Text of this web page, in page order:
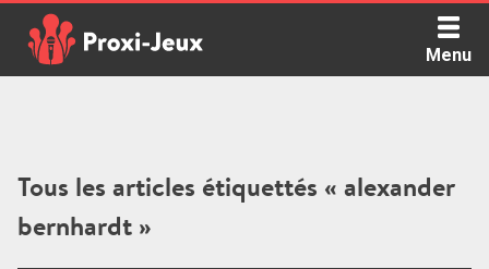
content
Menu
Tous les articles étiquettés « alexander
bernhardt »